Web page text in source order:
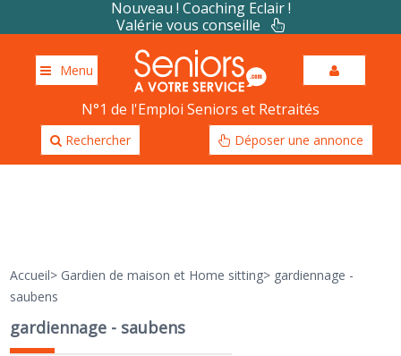
Nouveau ! Coaching Eclair !
Valérie vous conseille
Menu
N°1 de l'Emploi Seniors et Retraités
Rechercher Déposer une annonce
Accueil> Gardien de maison et Home sitting> gardiennage -
saubens
gardiennage - saubens